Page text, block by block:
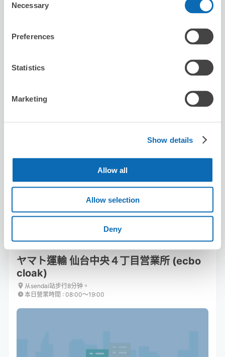
Selection
Necessary
Preferences
Statistics
Marketing
Show details
Allow all
Allow selection
Deny
Seven-Eleven Sendai Tsutsujigaoka 2-
利用可能時間
預約此店舖
ヤマト運輸 仙台中央４丁目営業所 (ecbo
cloak)
从sendai站步行8分钟。
本日營業時間 : 08:00〜19:00